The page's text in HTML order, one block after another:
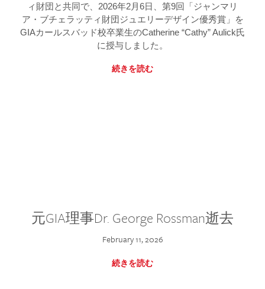
ィ財団と共同で、2026年2月6日、第9回「ジャンマリ
ア・ブチェラッティ財団ジュエリーデザイン優秀賞」を
GIAカールスバッド校卒業生のCatherine “Cathy” Aulick氏
に授与しました。
続きを読む
元GIA理事Dr. George Rossman逝去
February 11, 2026
続きを読む